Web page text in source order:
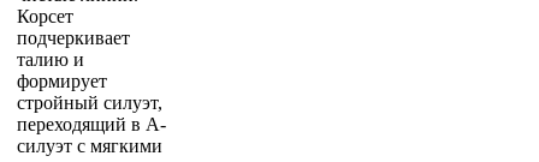
Корсет
подчеркивает
талию и
формирует
стройный силуэт,
переходящий в А-
силуэт с мягкими